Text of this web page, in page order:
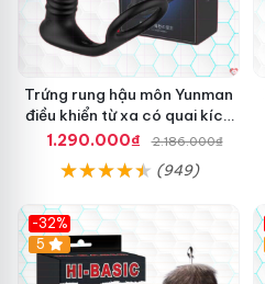
Trứng rung hậu môn Yunman
điều khiển từ xa có quai kích
thích
1.290.000₫ 2.186.000₫
(949)
-32%
Hot
5